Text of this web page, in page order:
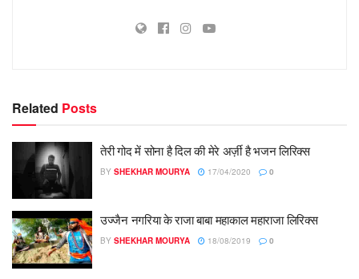
Related Posts
तेरी गोद में सोना है दिल की मेरे अर्ज़ी है भजन लिरिक्स
BY SHEKHAR MOURYA 17/04/2020 0
उज्जैन नगरिया के राजा बाबा महाकाल महाराजा लिरिक्स
BY SHEKHAR MOURYA 18/08/2019 0